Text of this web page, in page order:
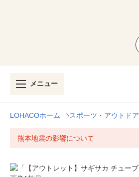
メニュー
LOHACOホーム スポーツ・アウトドア
熊本地震の影響について